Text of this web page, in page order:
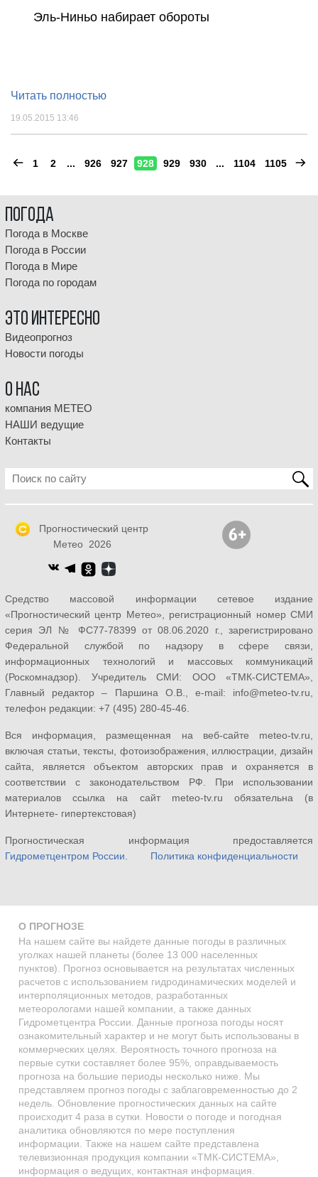
Эль-Ниньо набирает обороты
Читать полностью
19.05.2015 13:46
1 2 ... 926 927 928 929 930 ... 1104 1105
Погода
Погода в Москве
Погода в России
Погода в Мире
Погода по городам
Это интересно
Видеопрогноз
Новости погоды
О НАС
компания МЕТЕО
НАШИ ведущие
Контакты
Прогностический центр
Метео 2026
Средство массовой информации сетевое издание
«Прогностический центр Метео», регистрационный номер СМИ
серия ЭЛ № ФС77-78399 от 08.06.2020 г., зарегистрировано
Федеральной службой по надзору в сфере связи,
информационных технологий и массовых коммуникаций
(Роскомнадзор). Учредитель СМИ: ООО «ТМК-СИСТЕМА»,
Главный редактор – Паршина О.В., e-mail: info@meteo-tv.ru,
телефон редакции: +7 (495) 280-45-46.
Вся информация, размещенная на веб-сайте meteo-tv.ru,
включая статьи, тексты, фотоизображения, иллюстрации, дизайн
сайта, является объектом авторских прав и охраняется в
соответствии с законодательством РФ. При использовании
материалов ссылка на сайт meteo-tv.ru обязательна (в
Интернете- гипертекстовая)
Прогностическая информация предоставляется
Гидрометцентром России. Политика конфиденциальности
О ПРОГНОЗЕ
На нашем сайте вы найдете данные погоды в различных
уголках нашей планеты (более 13 000 населенных
пунктов). Прогноз основывается на результатах численных
расчетов с использованием гидродинамических моделей и
интерполяционных методов, разработанных
метеорологами нашей компании, а также данных
Гидрометцентра России. Данные прогноза погоды носят
ознакомительный характер и не могут быть использованы в
коммерческих целях. Вероятность точного прогноза на
первые сутки составляет более 95%, оправдываемость
прогноза на большие периоды несколько ниже. Мы
представляем прогноз погоды с заблаговременностью до 2
недель. Обновление прогностических данных на сайте
происходит 4 раза в сутки. Новости о погоде и погодная
аналитика обновляются по мере поступления
информации. Также на нашем сайте представлена
телевизионная продукция компании «ТМК-СИСТЕМА»,
информация о ведущих, контактная информация.